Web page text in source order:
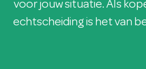
voor jouw situatie. Als
echtscheiding is het van